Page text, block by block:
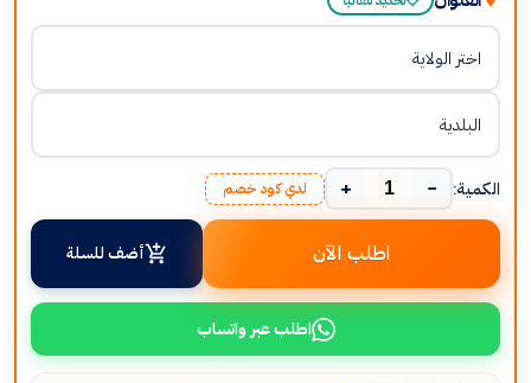
الكمية: −
+ لدي كود خصم
اطلب الآن أضف للسلة
اطلب عبر واتساب